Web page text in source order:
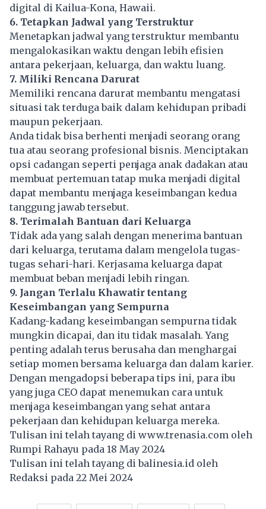
digital di Kailua-Kona, Hawaii.
6. Tetapkan Jadwal yang Terstruktur
Menetapkan jadwal yang terstruktur membantu
mengalokasikan waktu dengan lebih efisien
antara pekerjaan, keluarga, dan waktu luang.
7. Miliki Rencana Darurat
Memiliki rencana darurat membantu mengatasi
situasi tak terduga baik dalam kehidupan pribadi
maupun pekerjaan.
Anda tidak bisa berhenti menjadi seorang orang
tua atau seorang profesional bisnis. Menciptakan
opsi cadangan seperti penjaga anak dadakan atau
membuat pertemuan tatap muka menjadi digital
dapat membantu menjaga keseimbangan kedua
tanggung jawab tersebut.
8. Terimalah Bantuan dari Keluarga
Tidak ada yang salah dengan menerima bantuan
dari keluarga, terutama dalam mengelola tugas-
tugas sehari-hari. Kerjasama keluarga dapat
membuat beban menjadi lebih ringan.
9. Jangan Terlalu Khawatir tentang
Keseimbangan yang Sempurna
Kadang-kadang keseimbangan sempurna tidak
mungkin dicapai, dan itu tidak masalah. Yang
penting adalah terus berusaha dan menghargai
setiap momen bersama keluarga dan dalam karier.
Dengan mengadopsi beberapa tips ini, para ibu
yang juga CEO dapat menemukan cara untuk
menjaga keseimbangan yang sehat antara
pekerjaan dan kehidupan keluarga mereka.
Tulisan ini telah tayang di www.trenasia.com oleh
Rumpi Rahayu pada 18 May 2024
Tulisan ini telah tayang dibalinesia.id oleh
Redaksi pada 22 Mei 2024